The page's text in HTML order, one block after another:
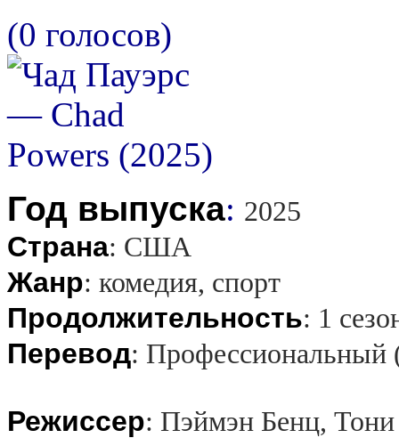
(0 голосов)
Год выпуска: 2025
Страна: США
Жанр: комедия, спорт
Продолжительность: 1
Перевод: Профессиональный
Режиссер: Пэймэн Бенц, Тони